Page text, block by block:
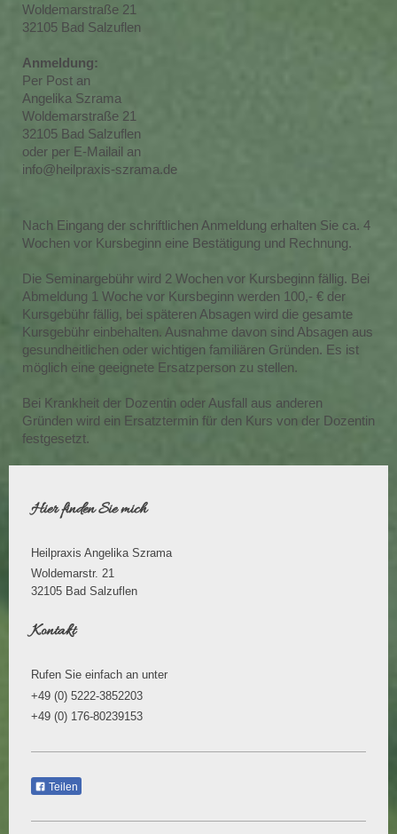
Woldemarstraße 21
32105 Bad Salzuflen
Anmeldung:
Per Post an
Angelika Szrama
Woldemarstraße 21
32105 Bad Salzuflen
oder per E-Mailail an
info@heilpraxis-szrama.de
Nach Eingang der schriftlichen Anmeldung erhalten Sie ca. 4
Wochen vor Kursbeginn eine Bestätigung und Rechnung.
Die Seminargebühr wird 2 Wochen vor Kursbeginn fällig. Bei
Abmeldung 1 Woche vor Kursbeginn werden 100,- € der
Kursgebühr fällig, bei späteren Absagen wird die gesamte
Kursgebühr einbehalten. Ausnahme davon sind Absagen aus
gesundheitlichen oder wichtigen familiären Gründen. Es ist
möglich eine geeignete Ersatzperson zu stellen.
Bei Krankheit der Dozentin oder Ausfall aus anderen
Gründen wird ein Ersatztermin für den Kurs von der Dozentin
festgesetzt.
Hier finden Sie mich
Heilpraxis Angelika Szrama
Woldemarstr. 21
32105 Bad Salzuflen
Kontakt
Rufen Sie einfach an unter
+49 (0) 5222-3852203
+49 (0) 176-80239153
Teilen